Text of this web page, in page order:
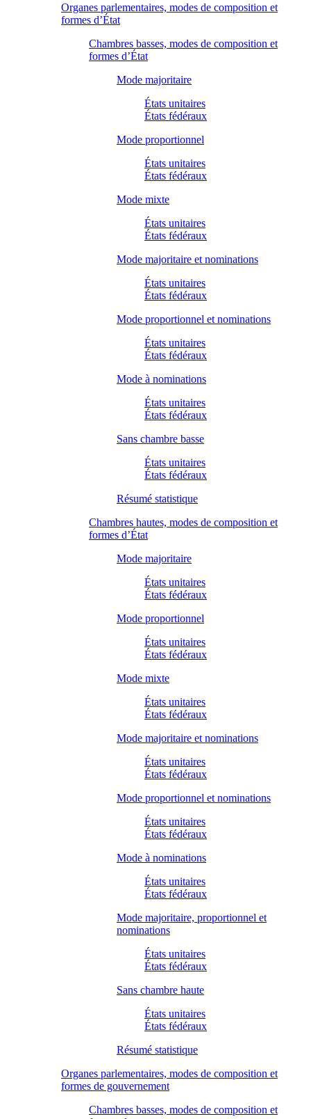
Organes parlementaires, modes de composition et
formes d’État
Chambres basses, modes de composition et
formes d’État
Mode majoritaire
États unitaires
États fédéraux
Mode proportionnel
États unitaires
États fédéraux
Mode mixte
États unitaires
États fédéraux
Mode majoritaire et nominations
États unitaires
États fédéraux
Mode proportionnel et nominations
États unitaires
États fédéraux
Mode à nominations
États unitaires
États fédéraux
Sans chambre basse
États unitaires
États fédéraux
Résumé statistique
Chambres hautes, modes de composition et
formes d’État
Mode majoritaire
États unitaires
États fédéraux
Mode proportionnel
États unitaires
États fédéraux
Mode mixte
États unitaires
États fédéraux
Mode majoritaire et nominations
États unitaires
États fédéraux
Mode proportionnel et nominations
États unitaires
États fédéraux
Mode à nominations
États unitaires
États fédéraux
Mode majoritaire, proportionnel et
nominations
États unitaires
États fédéraux
Sans chambre haute
États unitaires
États fédéraux
Résumé statistique
Organes parlementaires, modes de composition et
formes de gouvernement
Chambres basses, modes de composition et